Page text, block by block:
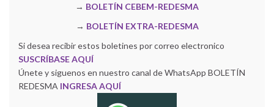
→ BOLETÍN CEBEM-REDESMA
→ BOLETÍN EXTRA-REDESMA
Si desea recibir estos boletines por correo electronico
SUSCRÍBASE AQUÍ
Únete y siguenos en nuestro canal de WhatsApp BOLETÍN
REDESMA INGRESA AQUÍ